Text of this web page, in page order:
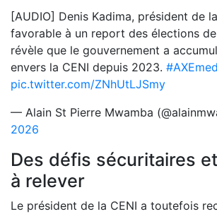
[AUDIO] Denis Kadima, président de
favorable à un report des élections
révèle que le gouvernement a
envers la CENI depuis 2023.
pic.twitter.com/ZNhUtLJSmy
— Alain St Pierre Mwamba
2026
Des défis sécuritaires
à relever
Le président de la CENI a toutefois